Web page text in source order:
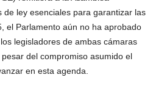
de ley esenciales para garantizar las
el Parlamento aún no ha aprobado
legisladores de ambas cámaras
del compromiso asumido el
en esta agenda.